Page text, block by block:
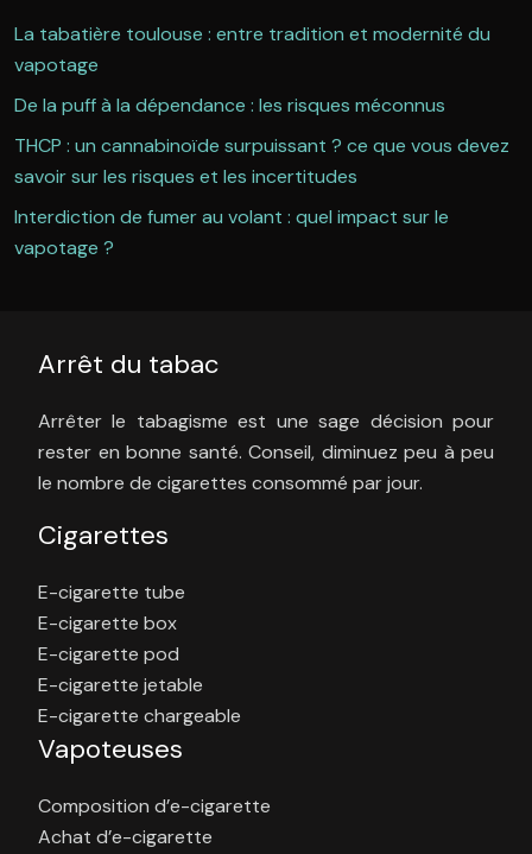
La tabatière toulouse : entre tradition et modernité du
vapotage
De la puff à la dépendance : les risques méconnus
THCP : un cannabinoïde surpuissant ? ce que vous devez
savoir sur les risques et les incertitudes
Interdiction de fumer au volant : quel impact sur le
vapotage ?
Arrêt du tabac
Arrêter le tabagisme est une sage décision pour
rester en bonne santé. Conseil, diminuez peu à peu
le nombre de cigarettes consommé par jour.
Cigarettes
E-cigarette tube
E-cigarette box
E-cigarette pod
E-cigarette jetable
E-cigarette chargeable
Vapoteuses
Composition d’e-cigarette
Achat d’e-cigarette